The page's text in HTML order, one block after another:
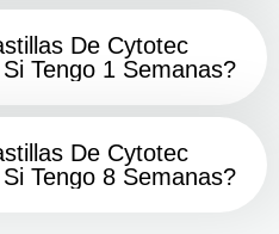
De Cytotec
Tengo 1 Semanas?
De Cytotec
Tengo 8 Semanas?